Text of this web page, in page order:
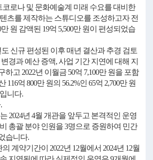
코로나 및 문화예술계 미래 수요를 대비한
츠를 제작하는 스튜디오를 조성하고자 전
만 원 감액된 19억 5,500만 원이 편성되었습
도 신규 편성된 이후 매년 결산과 추경 검토
경과 예산 증액, 사업 기간 지연에 대해 지
하고 2022년 이월금 50억 7,100만 원을 포함
116억 800만 원의 56.2%인 65억 2,700만 원
니다.
2024년 4월 개관을 앞두고 본격적인 운영
총괄 분야 인원을 3명으로 증원하여 민간
습니다.
계약기간이 2022년 12월에서 2024년 12월